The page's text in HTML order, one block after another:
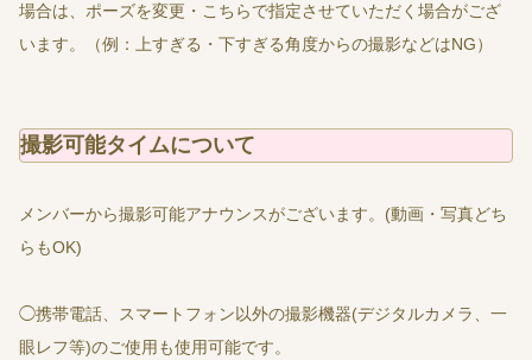
場合は、ポーズを変更・こちらで指定させていただく場合がござ
います。（例：上すぎる・下すぎる角度からの撮影などはNG）
撮影可能タイムについて
メンバーから撮影可能アナウンスがございます。(動画・写真どち
らもOK)
◯携帯電話、スマートフォン以外の撮影機器(デジタルカメラ、一
眼レフ等)のご使用も使用可能です。